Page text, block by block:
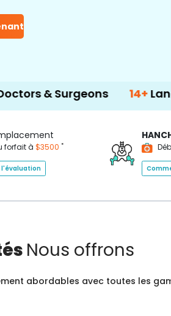
14+Language
forfait à $3500 *
l'évaluation
Nous offrons
abordables avec toutes les